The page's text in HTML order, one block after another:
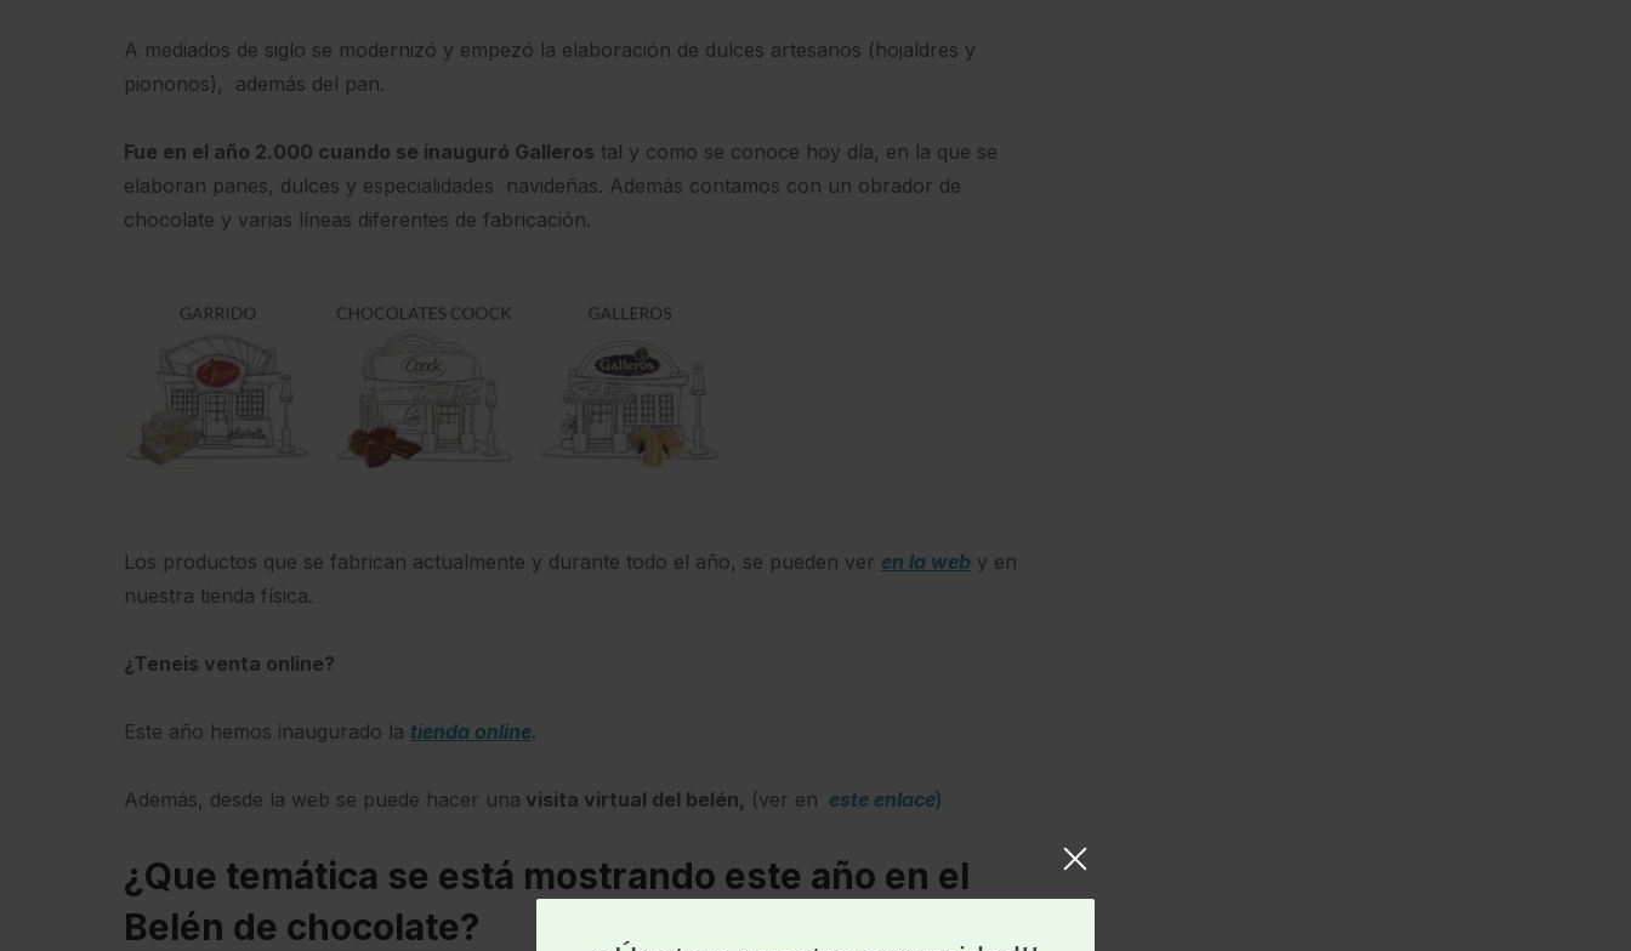
A mediados de siglo se modernizó y empezó la elaboración de dulces artesanos (hojaldres y
piononos), además del pan.
Fue en el año 2.000 cuando se inauguró Galleros tal y como se conoce hoy día, en la que se
elaboran panes, dulces y especialidades navideñas. Además contamos con un obrador de
chocolate y varias líneas diferentes de fabricación.
Los productos que se fabrican actualmente y durante todo el año, se pueden ver en la web y en
nuestra tienda física.
¿Teneis venta online?
Este año hemos inaugurado la tienda online.
Además, desde la web se puede hacer una visita virtual del belén, (ver en este enlace)
¿Que temática se está mostrando este año en el
Belén de chocolate?